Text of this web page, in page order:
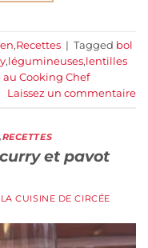
,Recettes | Tagged bol
,légumineuses,lentilles
au Cooking Chef
Laissez un commentaire
,RECETTES
et pavot
LA CUISINE DE CIRCÉE